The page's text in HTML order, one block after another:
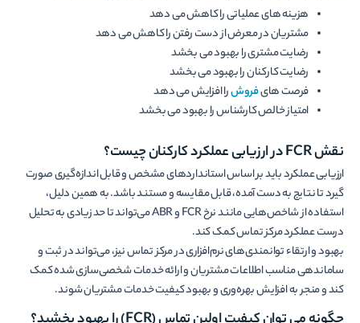
هزینه های عملیاتی را کاهش می دهد
مشتریان در معرض از دست رفتن را کاهش می دهد
رضایت مشتری را بهبود می بخشد
رضایت کارکنان را بهبود می بخشد
فرصت هایفروشرا افزایش می دهد
امتیاز خالص کارشناس را بهبود می بخشد
نقش FCR در ارزیابی عملکرد کارکنان چیست؟
ارزیابی عملکرد باید بر اساس استانداردهای مشخص و قابل اندازه‌گیری صورت
گیرد تا نتایج به دست آمده، قابل مقایسه و مستند باشد. به همین دلیل،
استفاده از شاخص‌هایی مانند نرخ FCR و ABR می‌تواند تا حد زیادی به تحلیل
درست عملکرد مرکز تماس کمک کند.
بهبود و ارتقاء توانمندی‌های نرم‌افزاری در مرکز تماس نیز، می‌تواند در ثبت و
ساماندهی مناسب اطلاعات مشتریان و ارائه خدمات شخصی‌سازی شده کمک
کند و منجر به افزایش بهره‌وری و بهبود کیفیت خدمات مشتریان شوند.